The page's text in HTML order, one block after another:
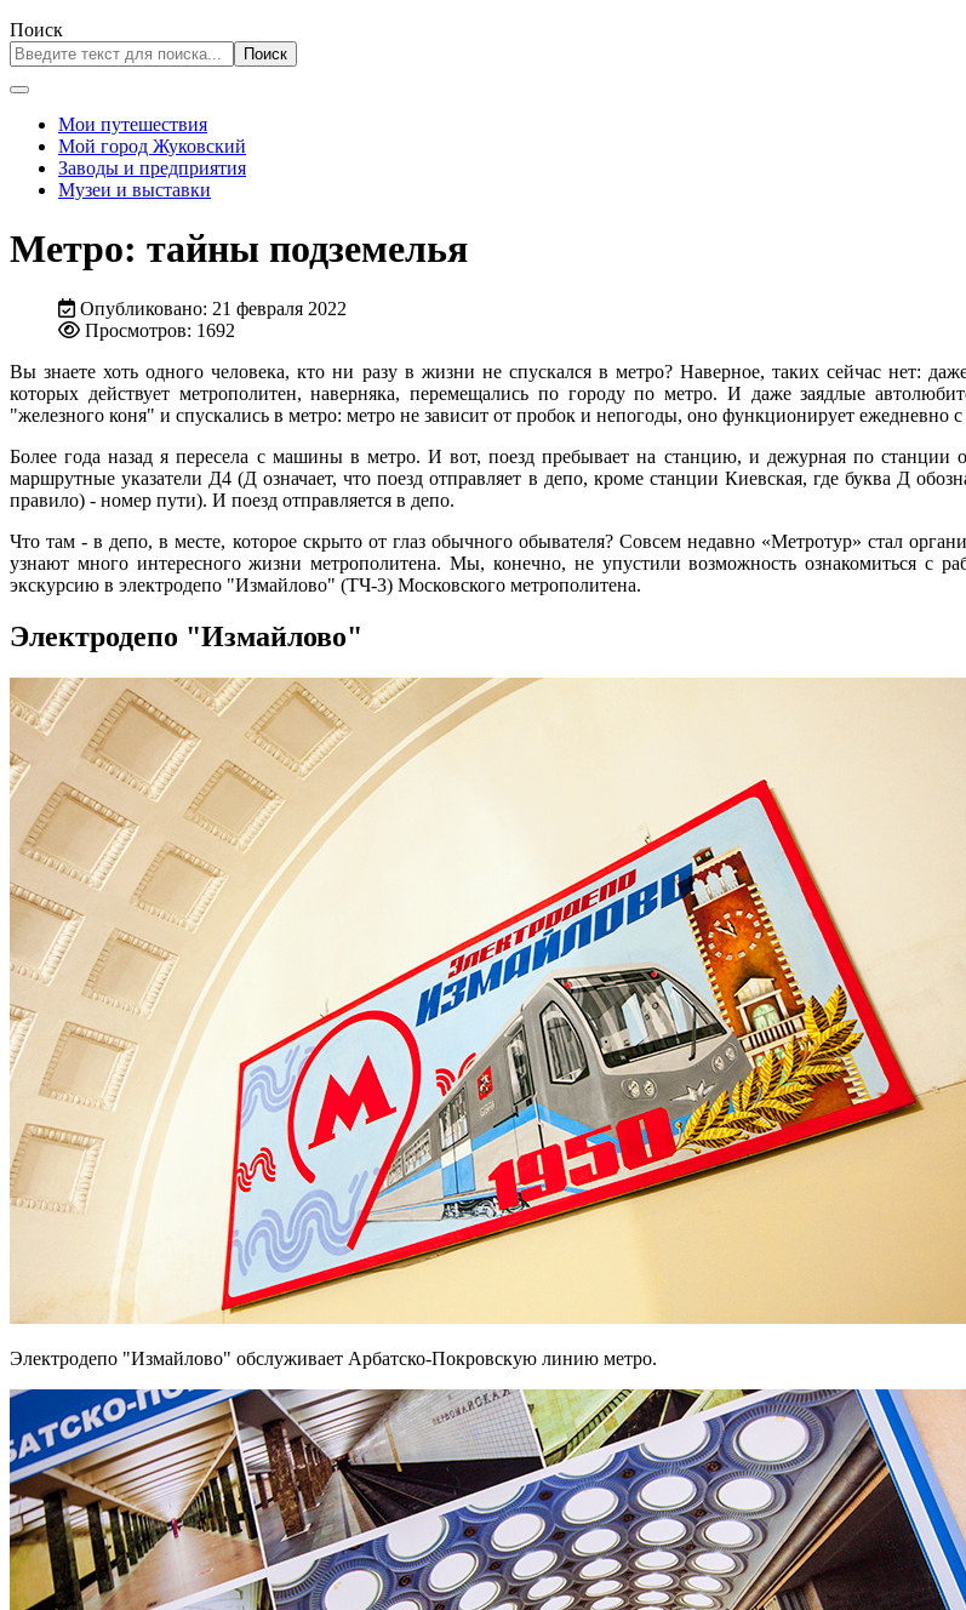
Поиск
Поиск
Мои путешествия
Мой город Жуковский
Заводы и предприятия
Музеи и выставки
Метро: тайны подземелья
Опубликовано: 21 февраля 2022
Просмотров: 1692
Вы знаете хоть одного человека, кто ни разу в жизни не спускался в метро? Наверное, таких сейчас нет:
которых действует метрополитен, наверняка, перемещались по городу по метро. И даже заядлые
"железного коня" и спускались в метро: метро не зависит от пробок и непогоды, оно функционирует
Более года назад я пересела с машины в метро. И вот, поезд пребывает на станцию, и дежурная по станции
маршрутные указатели Д4 (Д означает, что поезд отправляет в депо, кроме станции Киевская, где буква Д
правило) - номер пути). И поезд отправляется в депо.
Что там - в депо, в месте, которое скрыто от глаз обычного обывателя? Совсем недавно «Метротур» стал
узнают много интересного жизни метрополитена. Мы, конечно, не упустили возможность ознакомиться с
экскурсию в электродепо "Измайлово" (ТЧ-3) Московского метрополитена.
Электродепо "Измайлово"
Электродепо "Измайлово" обслуживает Арбатско-Покровскую линию метро.